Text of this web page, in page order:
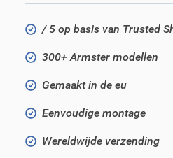
/ 5 op basis van Trusted
300+ Armster modellen
Gemaakt in de eu
Eenvoudige montage
Wereldwijde verzending